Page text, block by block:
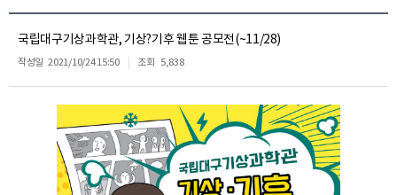
국립대구기상과학관, 기상?기후 웹툰 공모전(~11/28)
작성일 2021/10/24 15:50 조회 5,838